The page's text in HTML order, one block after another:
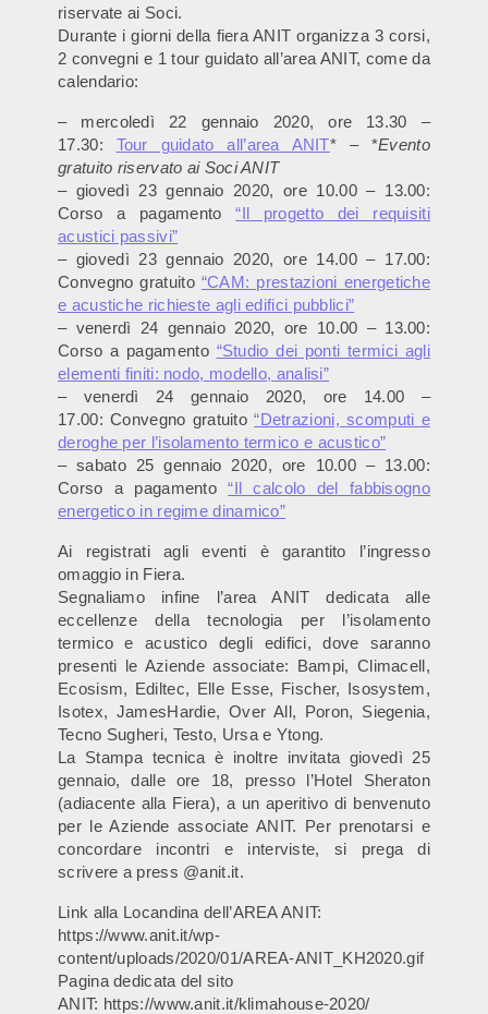
riservate ai Soci.
Durante i giorni della fiera ANIT organizza 3 corsi,
2 convegni e 1 tour guidato all’area ANIT, come da
calendario:
– mercoledì 22 gennaio 2020, ore 13.30 –
17.30: Tour guidato all’area ANIT* – *Evento
gratuito riservato ai Soci ANIT
– giovedì 23 gennaio 2020, ore 10.00 – 13.00:
Corso a pagamento“Il progetto dei requisiti
acustici passivi”
– giovedì 23 gennaio 2020, ore 14.00 – 17.00:
Convegno gratuito “CAM: prestazioni energetiche
e acustiche richieste agli edifici pubblici”
– venerdì 24 gennaio 2020, ore 10.00 – 13.00:
Corso a pagamento “Studio dei ponti termici agli
elementi finiti: nodo, modello, analisi”
– venerdì 24 gennaio 2020, ore 14.00 –
17.00: Convegno gratuito“Detrazioni, scomputi e
deroghe per l’isolamento termico e acustico”
– sabato 25 gennaio 2020, ore 10.00 – 13.00:
Corso a pagamento“Il calcolo del fabbisogno
energetico in regime dinamico”
Ai registrati agli eventi è garantito l’ingresso
omaggio in Fiera.
Segnaliamo infine l’area ANIT dedicata alle
eccellenze della tecnologia per l’isolamento
termico e acustico degli edifici, dove saranno
presenti le Aziende associate: Bampi, Climacell,
Ecosism, Ediltec, Elle Esse, Fischer, Isosystem,
Isotex, JamesHardie, Over All, Poron, Siegenia,
Tecno Sugheri, Testo, Ursa e Ytong.
La Stampa tecnica è inoltre invitata giovedì 25
gennaio, dalle ore 18, presso l’Hotel Sheraton
(adiacente alla Fiera), a un aperitivo di benvenuto
per le Aziende associate ANIT. Per prenotarsi e
concordare incontri e interviste, si prega di
scrivere a press @anit.it.
Link alla Locandina dell’AREA ANIT:
https://www.anit.it/wp-
content/uploads/2020/01/AREA-ANIT_KH2020.gif
Pagina dedicata del sito
ANIT: https://www.anit.it/klimahouse-2020/